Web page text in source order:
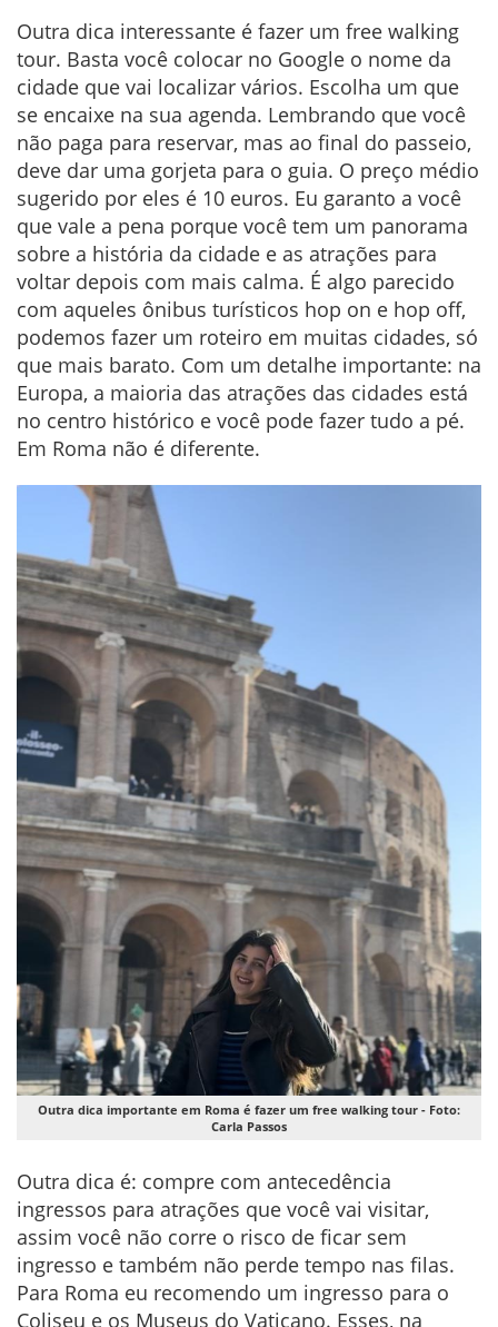
Outra dica interessante é fazer um free walking
tour. Basta você colocar no Google o nome da
cidade que vai localizar vários. Escolha um que
se encaixe na sua agenda. Lembrando que você
não paga para reservar, mas ao final do passeio,
deve dar uma gorjeta para o guia. O preço médio
sugerido por eles é 10 euros. Eu garanto a você
que vale a pena porque você tem um panorama
sobre a história da cidade e as atrações para
voltar depois com mais calma. É algo parecido
com aqueles ônibus turísticos hop on e hop off,
podemos fazer um roteiro em muitas cidades, só
que mais barato. Com um detalhe importante: na
Europa, a maioria das atrações das cidades está
no centro histórico e você pode fazer tudo a pé.
Em Roma não é diferente.
Outra dica importante em Roma é fazer um free walking tour - Foto:
Carla Passos
Outra dica é: compre com antecedência
ingressos para atrações que você vai visitar,
assim você não corre o risco de ficar sem
ingresso e também não perde tempo nas filas.
Para Roma eu recomendo um ingresso para o
Coliseu e os Museus do Vaticano. Esses, na